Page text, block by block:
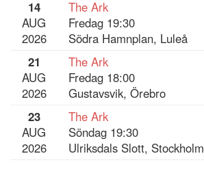
14
AUG
2026
The Ark
Fredag 19:30
Södra Hamnplan, Luleå
21
AUG
2026
The Ark
Fredag 18:00
Gustavsvik, Örebro
23
AUG
2026
The Ark
Söndag 19:30
Ulriksdals Slott, Stockholm